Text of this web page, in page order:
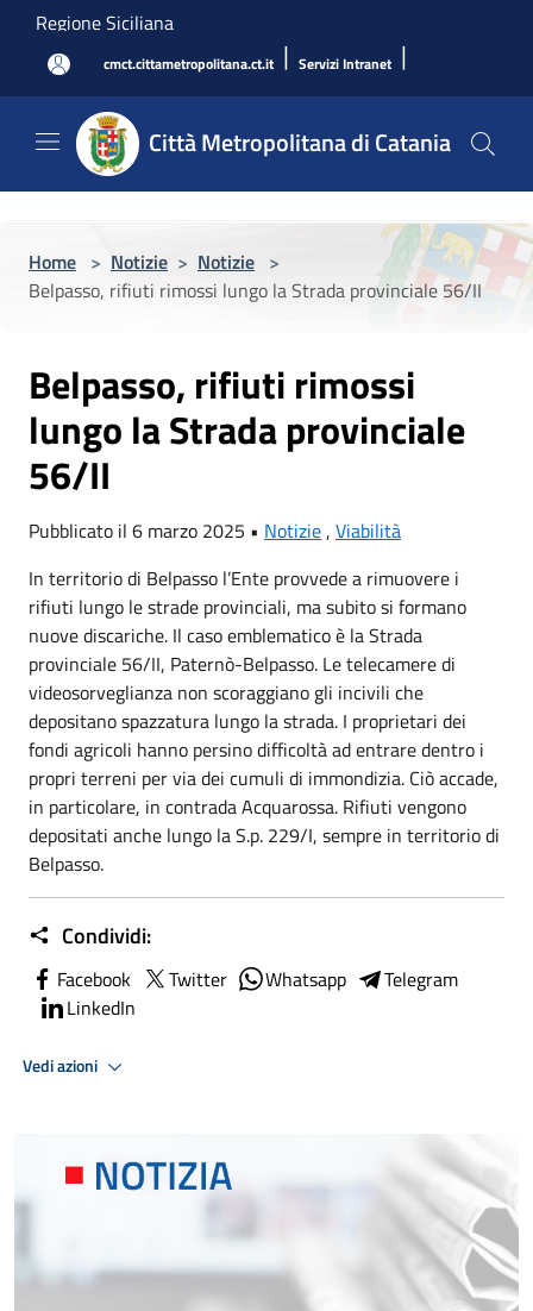
Salta al contenuto principale
Regione Siciliana
cmct.cittametropolitana.ct.it | Servizi Intranet |
Città Metropolitana di Catania
Home > Notizie > Notizie >
Belpasso, rifiuti rimossi lungo la Strada provinciale 56/II
Belpasso, rifiuti rimossi
lungo la Strada provinciale
56/II
Pubblicato il 6 marzo 2025 • Notizie, Viabilità
In territorio di Belpasso l’Ente provvede a rimuovere i
rifiuti lungo le strade provinciali, ma subito si formano
nuove discariche. Il caso emblematico è la Strada
provinciale 56/II, Paternò-Belpasso. Le telecamere di
videosorveglianza non scoraggiano gli incivili che
depositano spazzatura lungo la strada. I proprietari dei
fondi agricoli hanno persino difficoltà ad entrare dentro i
propri terreni per via dei cumuli di immondizia. Ciò accade,
in particolare, in contrada Acquarossa. Rifiuti vengono
depositati anche lungo la S.p. 229/I, sempre in territorio di
Belpasso.
Condividi:
Facebook Twitter Whatsapp
Telegram
LinkedIn
Vedi azioni